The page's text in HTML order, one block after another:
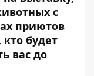
с
приютов
будет
вас до